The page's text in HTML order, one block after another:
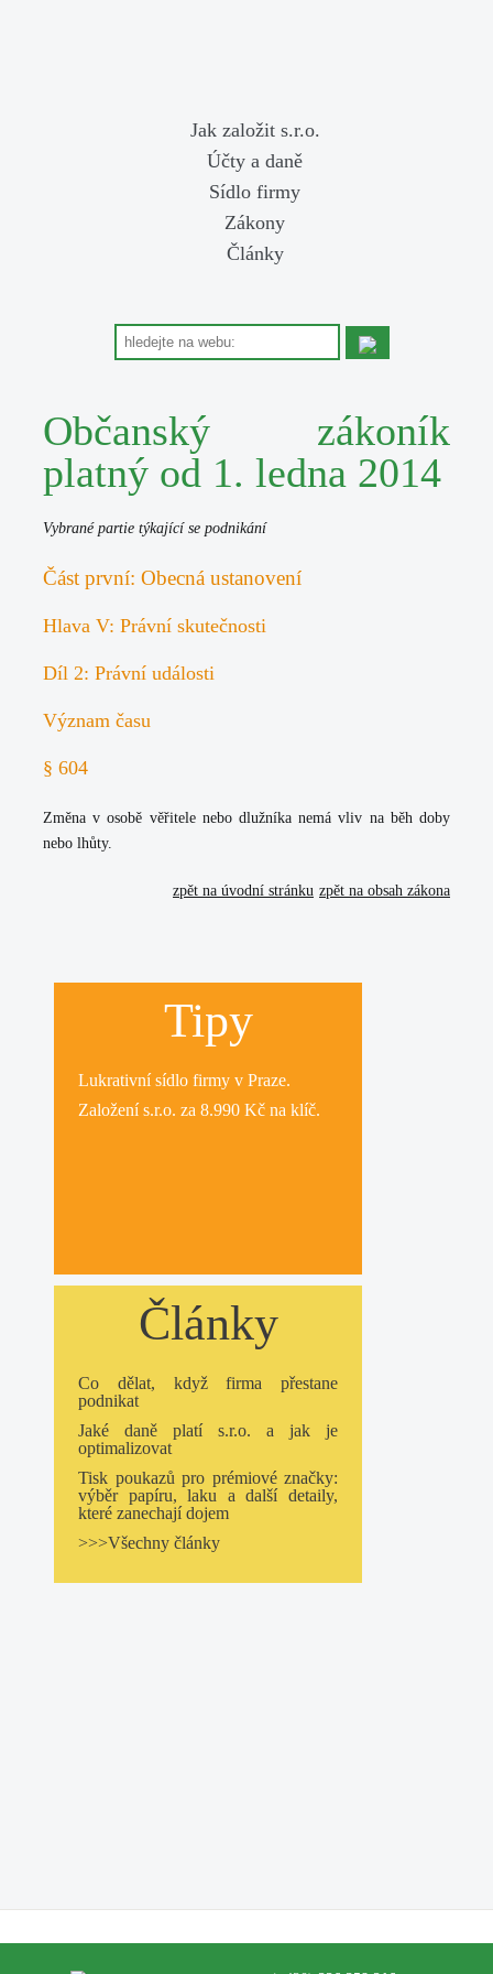
Jak založit s.r.o.
Účty a daně
Sídlo firmy
Zákony
Články
Občanský zákoník
platný od 1. ledna 2014
Vybrané partie týkající se podnikání
Část první: Obecná ustanovení
Hlava V: Právní skutečnosti
Díl 2: Právní události
Význam času
§ 604
Změna v osobě věřitele nebo dlužníka nemá vliv na běh doby
nebo lhůty.
zpět na obsah zákona
zpět na úvodní stránku
Tipy
Lukrativnísídlo firmy v Praze.
Založení s.r.o. za 8.990 Kč na klíč.
Články
Co dělat, když firma přestane
podnikat
Jaké daně platí s.r.o. a jak je
optimalizovat
Tisk poukazů pro prémiové značky:
výběr papíru, laku a další detaily,
které zanechají dojem
>>>Všechny články